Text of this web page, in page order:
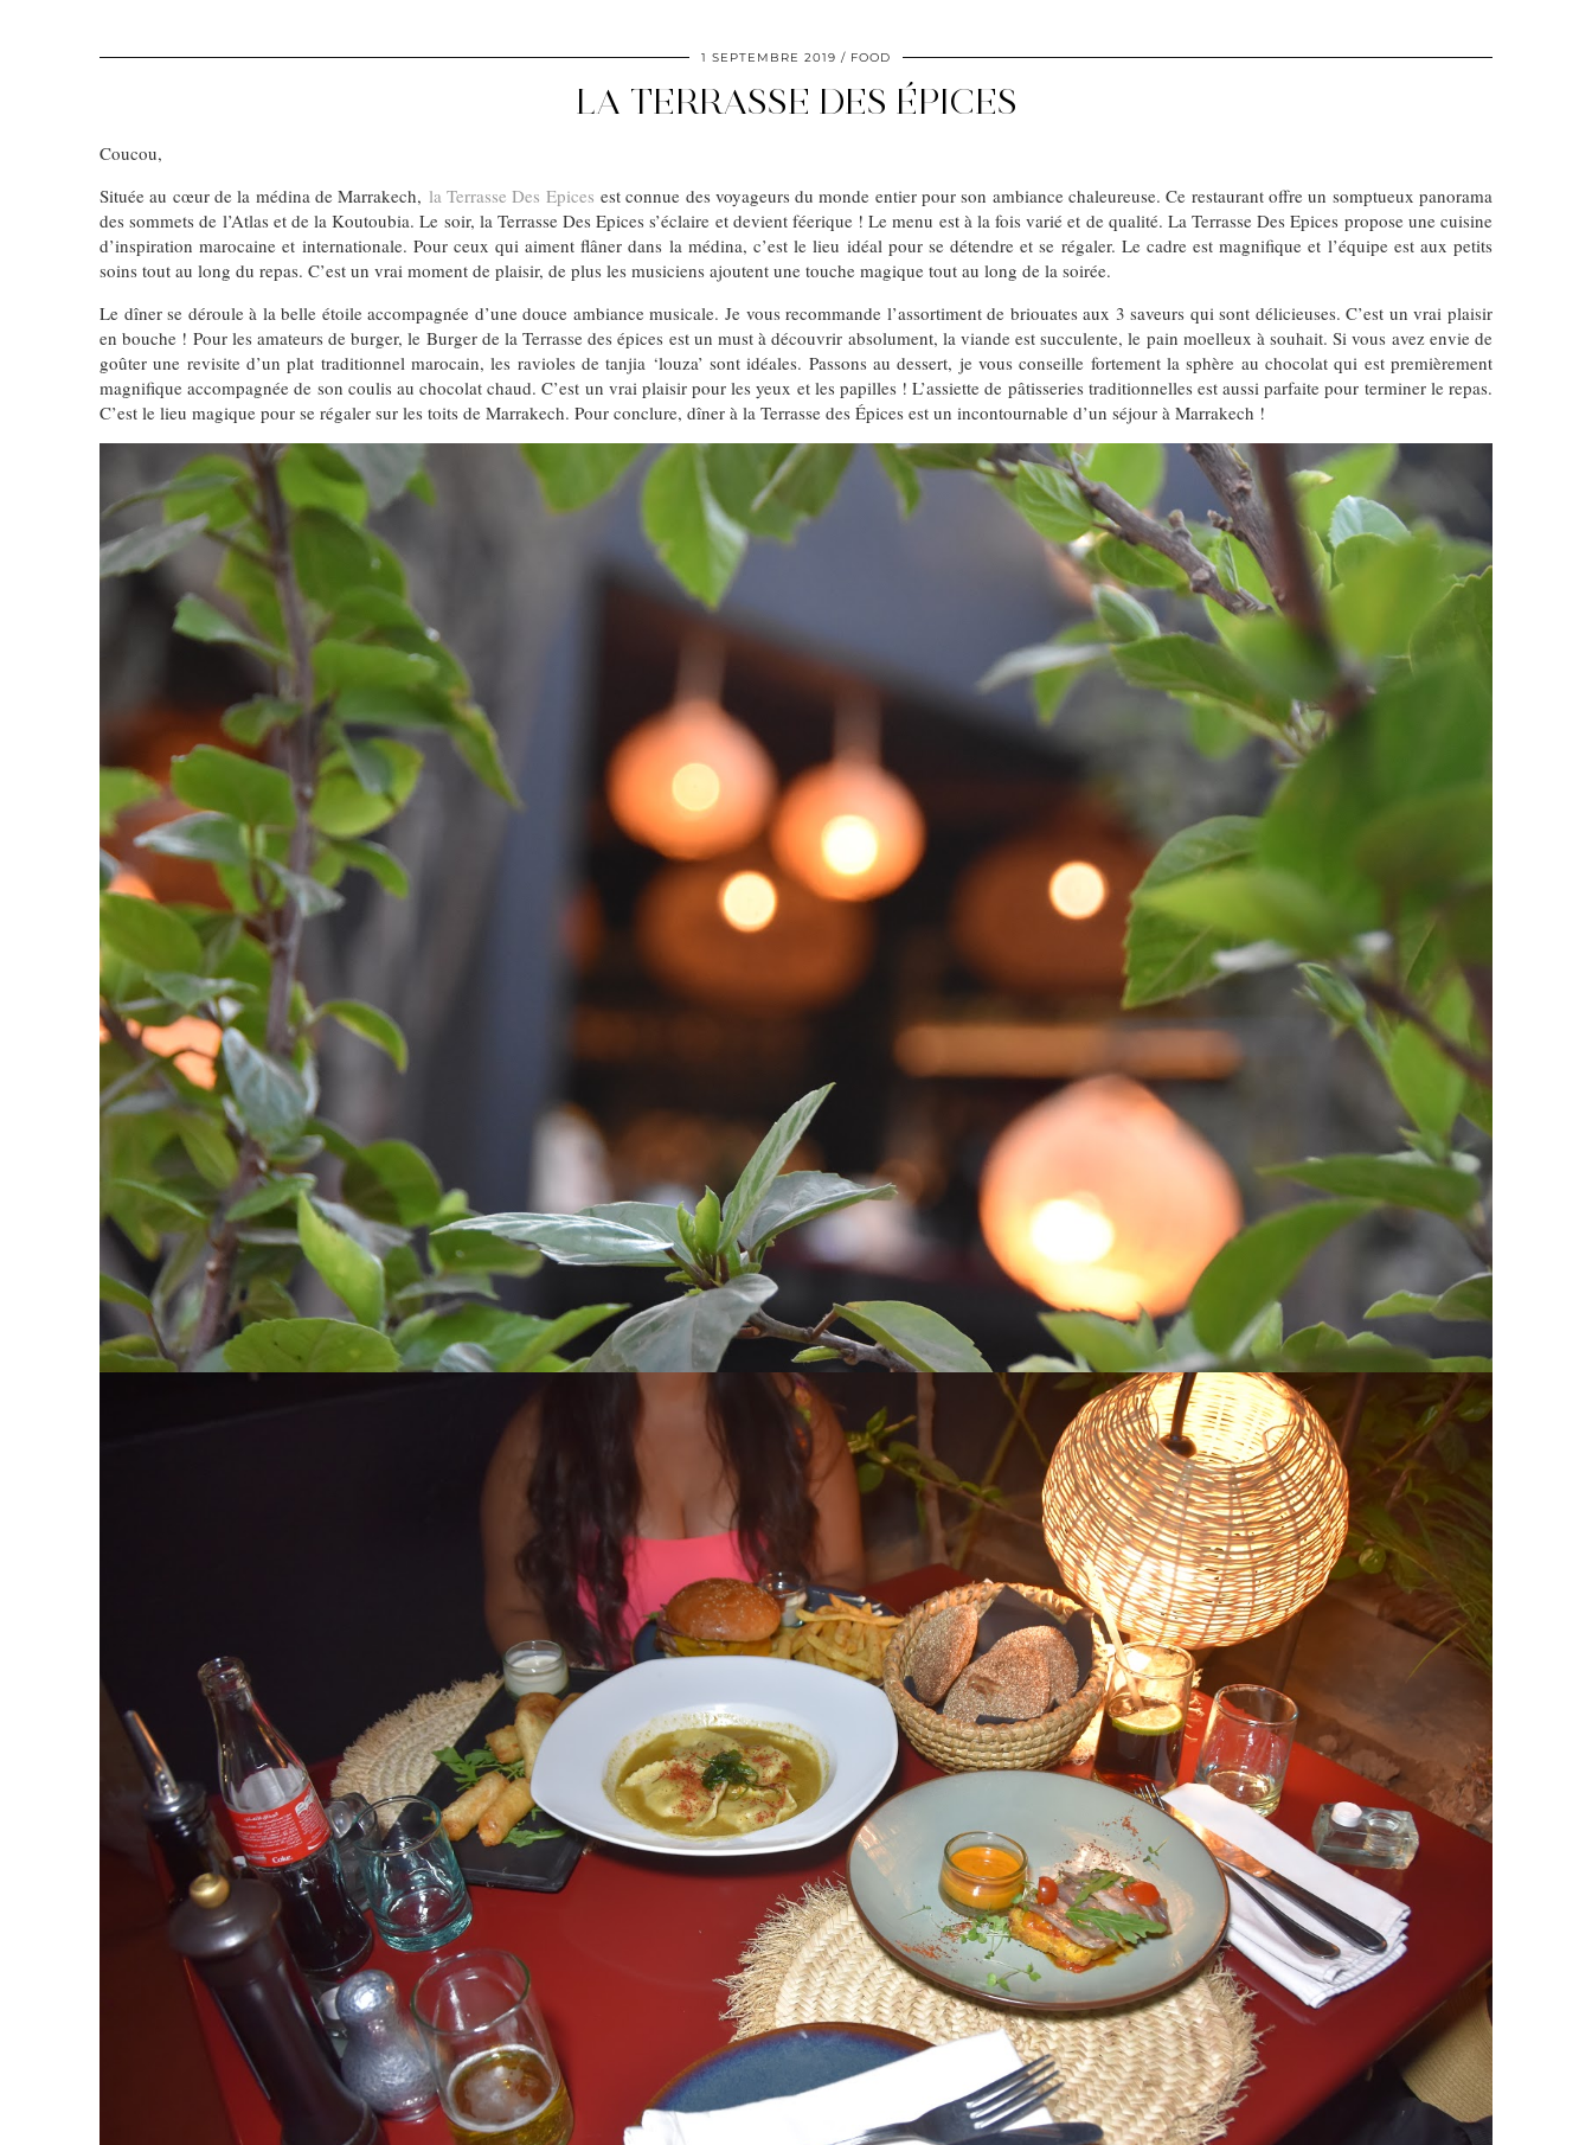
1 SEPTEMBRE 2019 FOOD
LA TERRASSE DES ÉPICES
Coucou,
Située au cœur de la médina de Marrakech, la Terrasse Des Epices est connue des voyageurs du monde entier pour son ambiance chaleureuse. Ce restaurant offre un somptueux panorama
des sommets de l’Atlas et de la Koutoubia. Le soir, la Terrasse Des Epices s’éclaire et devient féerique ! Le menu est à la fois varié et de qualité. La Terrasse Des Epices propose une cuisine
d’inspiration marocaine et internationale. Pour ceux qui aiment flâner dans la médina, c’est le lieu idéal pour se détendre et se régaler. Le cadre est magnifique et l’équipe est aux petits
soins tout au long du repas. C’est un vrai moment de plaisir, de plus les musiciens ajoutent une touche magique tout au long de la soirée.
Le dîner se déroule à la belle étoile accompagnée d’une douce ambiance musicale. Je vous recommande l’assortiment de briouates aux 3 saveurs qui sont délicieuses. C’est un vrai plaisir
en bouche ! Pour les amateurs de burger, le Burger de la Terrasse des épices est un must à découvrir absolument, la viande est succulente, le pain moelleux à souhait. Si vous avez envie de
goûter une revisite d’un plat traditionnel marocain, les ravioles de tanjia ‘louza’ sont idéales. Passons au dessert, je vous conseille fortement la sphère au chocolat qui est premièrement
magnifique accompagnée de son coulis au chocolat chaud. C’est un vrai plaisir pour les yeux et les papilles ! L’assiette de pâtisseries traditionnelles est aussi parfaite pour terminer le repas.
C’est le lieu magique pour se régaler sur les toits de Marrakech. Pour conclure, dîner à la Terrasse des Épices est un incontournable d’un séjour à Marrakech !